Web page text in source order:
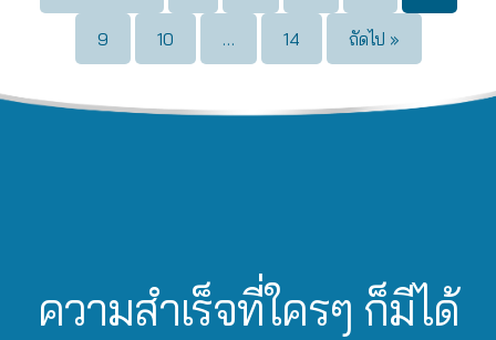
9 10 … 14 ถัดไป »
ความสำเร็จที่ใครๆ ก็มีได้